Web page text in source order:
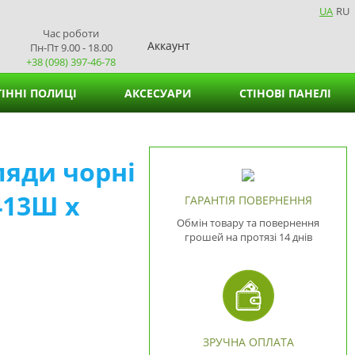
UA RU
Час роботи
Пн-Пт 9.00 - 18.00
+38 (098) 397-46-78
Аккаунт
ПОЛИЦІ АКСЕСУАРИ
Підставки для серветок
СТІНОВІ ПАНЕЛІ
чорні
х
ГАРАНТІЯ ПОВЕРНЕННЯ
Обмін товару та повернення
грошей на протязі 14 днів
ЗРУЧНА ОПЛАТА